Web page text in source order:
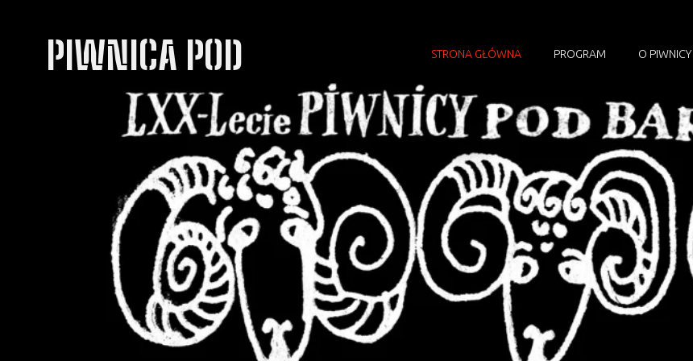
STRONA GŁÓWNA PROGRAM O PIWNICY
PIWNICA POD
BARANAMI